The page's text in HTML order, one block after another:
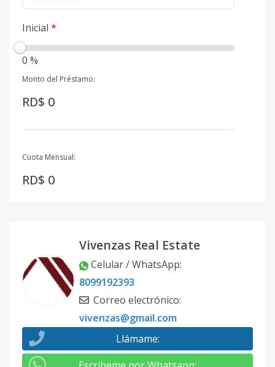
Inicial *
0 %
Monto del Préstamo:
RD$ 0
Cuota Mensual:
RD$ 0
Vivenzas Real Estate
Celular / WhatsApp:
8099192393
Correo electrónico:
vivenzas@gmail.com
Llámame: